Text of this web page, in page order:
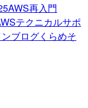
AWS再入門
テクニカルサポ
ブログくらめそ